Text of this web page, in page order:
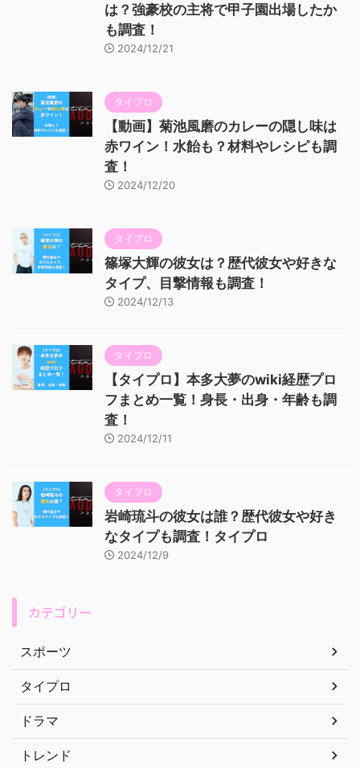
は？強豪校の主将で甲子園出場したか
も調査！
2024/12/21
タイプロ
【動画】菊池風磨のカレーの隠し味は
赤ワイン！水飴も？材料やレシピも調
査！
2024/12/20
タイプロ
篠塚大輝の彼女は？歴代彼女や好きな
タイプ、目撃情報も調査！
2024/12/13
タイプロ
【タイプロ】本多大夢のwiki経歴プロ
フまとめ一覧！身長・出身・年齢も調
査！
2024/12/11
タイプロ
岩崎琉斗の彼女は誰？歴代彼女や好き
なタイプも調査！タイプロ
2024/12/9
カテゴリー
スポーツ
タイプロ
ドラマ
トレンド